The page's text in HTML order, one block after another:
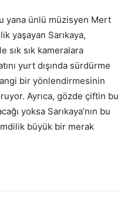
yana ünlü müzisyen Mert
yaşayan Sarıkaya,
sık sık kameralara
yurt dışında sürdürme
bir yönlendirmesinin
Ayrıca, gözde çiftin bu
yoksa Sarıkaya’nın bu
büyük bir merak